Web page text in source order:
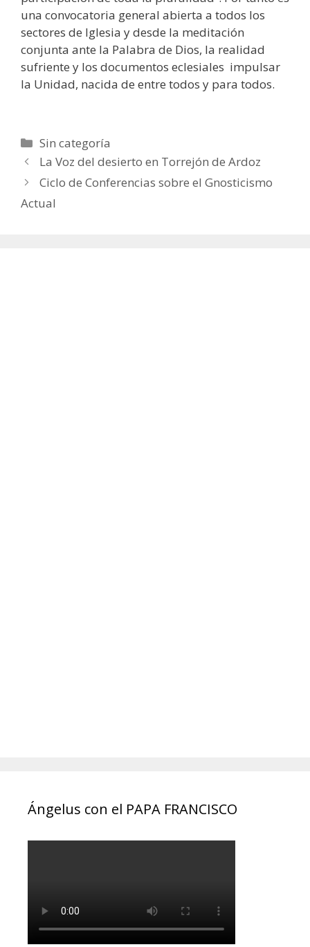
una convocatoria general abierta a todos los
sectores de Iglesia y desde la meditación
conjunta ante la Palabra de Dios, la realidad
sufriente y los documentos eclesiales impulsar
la Unidad, nacida de entre todos y para todos.
Categorías
Sin categoría
La Voz del desierto en Torrejón de Ardoz
Ciclo de Conferencias sobre el Gnosticismo
Actual
Ángelus con el PAPA FRANCISCO